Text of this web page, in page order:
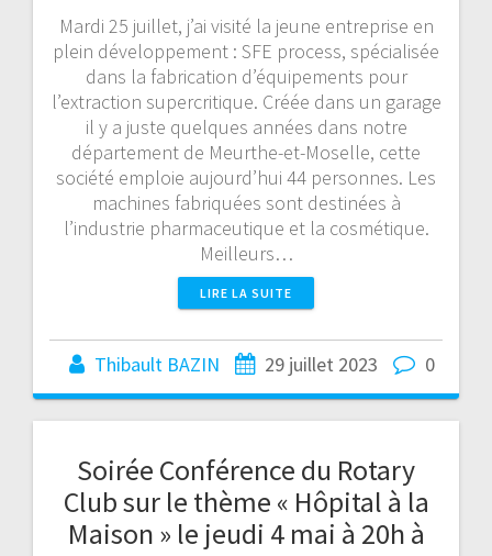
Mardi 25 juillet, j’ai visité la jeune entreprise en
plein développement : SFE process, spécialisée
dans la fabrication d’équipements pour
l’extraction supercritique. Créée dans un garage
il y a juste quelques années dans notre
département de Meurthe-et-Moselle, cette
société emploie aujourd’hui 44 personnes. Les
machines fabriquées sont destinées à
l’industrie pharmaceutique et la cosmétique.
Meilleurs…
LIRE LA SUITE
Thibault BAZIN 29 juillet 2023 0
Soirée Conférence du Rotary
Club sur le thème « Hôpital à la
Maison » le jeudi 4 mai à 20h à